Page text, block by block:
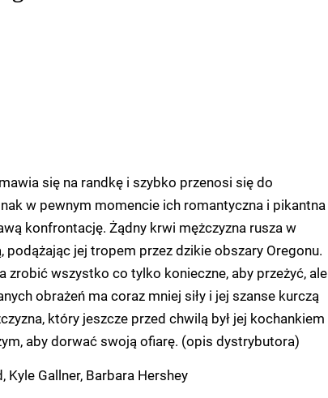
się na randkę i szybko przenosi się do
w pewnym momencie ich romantyczna i pikantna
konfrontację. Żądny krwi mężczyzna rusza w
podążając jej tropem przez dzikie obszary Oregonu.
zrobić wszystko co tylko konieczne, aby przeżyć, ale
obrażeń ma coraz mniej siły i jej szanse kurczą
który jeszcze przed chwilą był jej kochankiem
aby dorwać swoją ofiarę. (opis dystrybutora)
Kyle Gallner, Barbara Hershey